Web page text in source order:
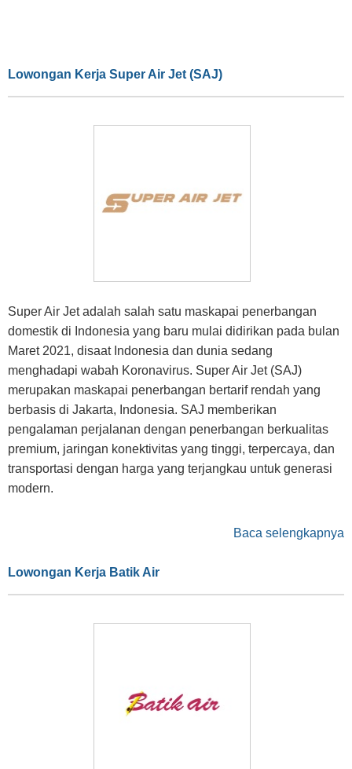
Lowongan Kerja Super Air Jet (SAJ)
Super Air Jet adalah salah satu maskapai penerbangan
domestik di Indonesia yang baru mulai didirikan pada bulan
Maret 2021, disaat Indonesia dan dunia sedang
menghadapi wabah Koronavirus. Super Air Jet (SAJ)
merupakan maskapai penerbangan bertarif rendah yang
berbasis di Jakarta, Indonesia. SAJ memberikan
pengalaman perjalanan dengan penerbangan berkualitas
premium, jaringan konektivitas yang tinggi, terpercaya, dan
transportasi dengan harga yang terjangkau untuk generasi
modern.
Baca selengkapnya
Lowongan Kerja Batik Air